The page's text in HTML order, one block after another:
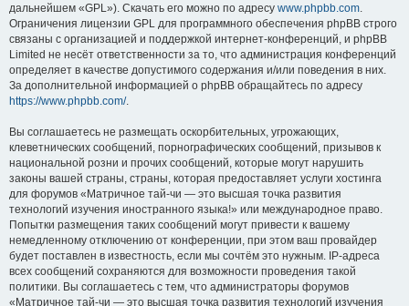
дальнейшем «GPL»). Скачать его можно по адресу www.phpbb.com.
Ограничения лицензии GPL для программного обеспечения phpBB строго
связаны с организацией и поддержкой интернет-конференций, и phpBB
Limited не несёт ответственности за то, что администрация конференций
определяет в качестве допустимого содержания и/или поведения в них.
За дополнительной информацией о phpBB обращайтесь по адресу
https://www.phpbb.com/.
Вы соглашаетесь не размещать оскорбительных, угрожающих,
клеветнических сообщений, порнографических сообщений, призывов к
национальной розни и прочих сообщений, которые могут нарушить
законы вашей страны, страны, которая предоставляет услуги хостинга
для форумов «Матричное тай-чи — это высшая точка развития
технологий изучения иностранного языка!» или международное право.
Попытки размещения таких сообщений могут привести к вашему
немедленному отключению от конференции, при этом ваш провайдер
будет поставлен в известность, если мы сочтём это нужным. IP-адреса
всех сообщений сохраняются для возможности проведения такой
политики. Вы соглашаетесь с тем, что администраторы форумов
«Матричное тай-чи — это высшая точка развития технологий изучения